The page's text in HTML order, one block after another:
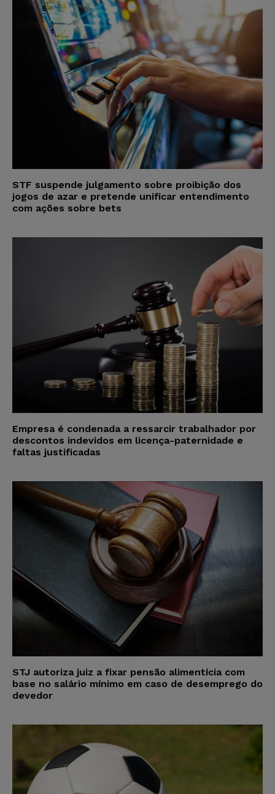
STF suspende julgamento sobre proibição dos
jogos de azar e pretende unificar entendimento
com ações sobre bets
Empresa é condenada a ressarcir trabalhador por
descontos indevidos em licença-paternidade e
faltas justificadas
STJ autoriza juiz a fixar pensão alimentícia com
base no salário mínimo em caso de desemprego do
devedor